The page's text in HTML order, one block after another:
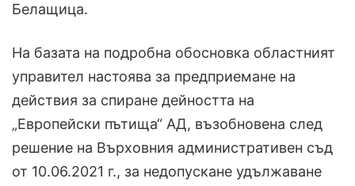
Белащица.
На базата на подробна обосновка областният
управител настоява за предприемане на
действия за спиране дейността на
„Европейски пътища“ АД, възобновена след
решение на Върховния административен съд
от 10.06.2021 г., за недопускане удължаване